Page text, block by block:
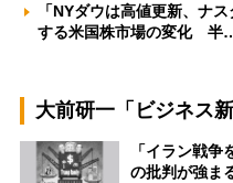
「NYダウは高値更新、ナ
する米国株市場の変化 半
大前研一「ビジネス
「イラン戦
の批判が強ま